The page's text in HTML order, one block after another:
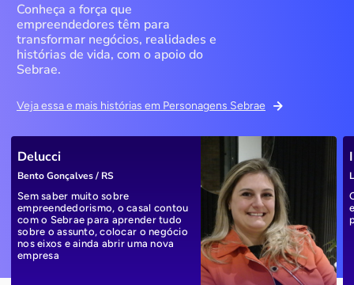
Conheça a força que
empreendedores têm para
transformar negócios, realidades e
histórias de vida, com o apoio do
Sebrae.
Veja essa e mais histórias em Personagens Sebrae
Delucci
Bento Gonçalves / RS
Sem saber muito sobre
empreendedorismo, o casal contou
com o Sebrae para aprender tudo
sobre o assunto, colocar o negócio
nos eixos e ainda abrir uma nova
empresa